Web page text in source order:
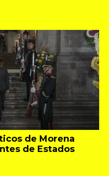
de Morena
de Estados